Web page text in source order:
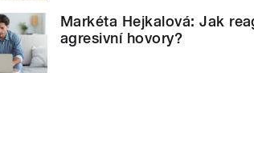
Markéta Hejkalová: Jak
agresivní hovory?